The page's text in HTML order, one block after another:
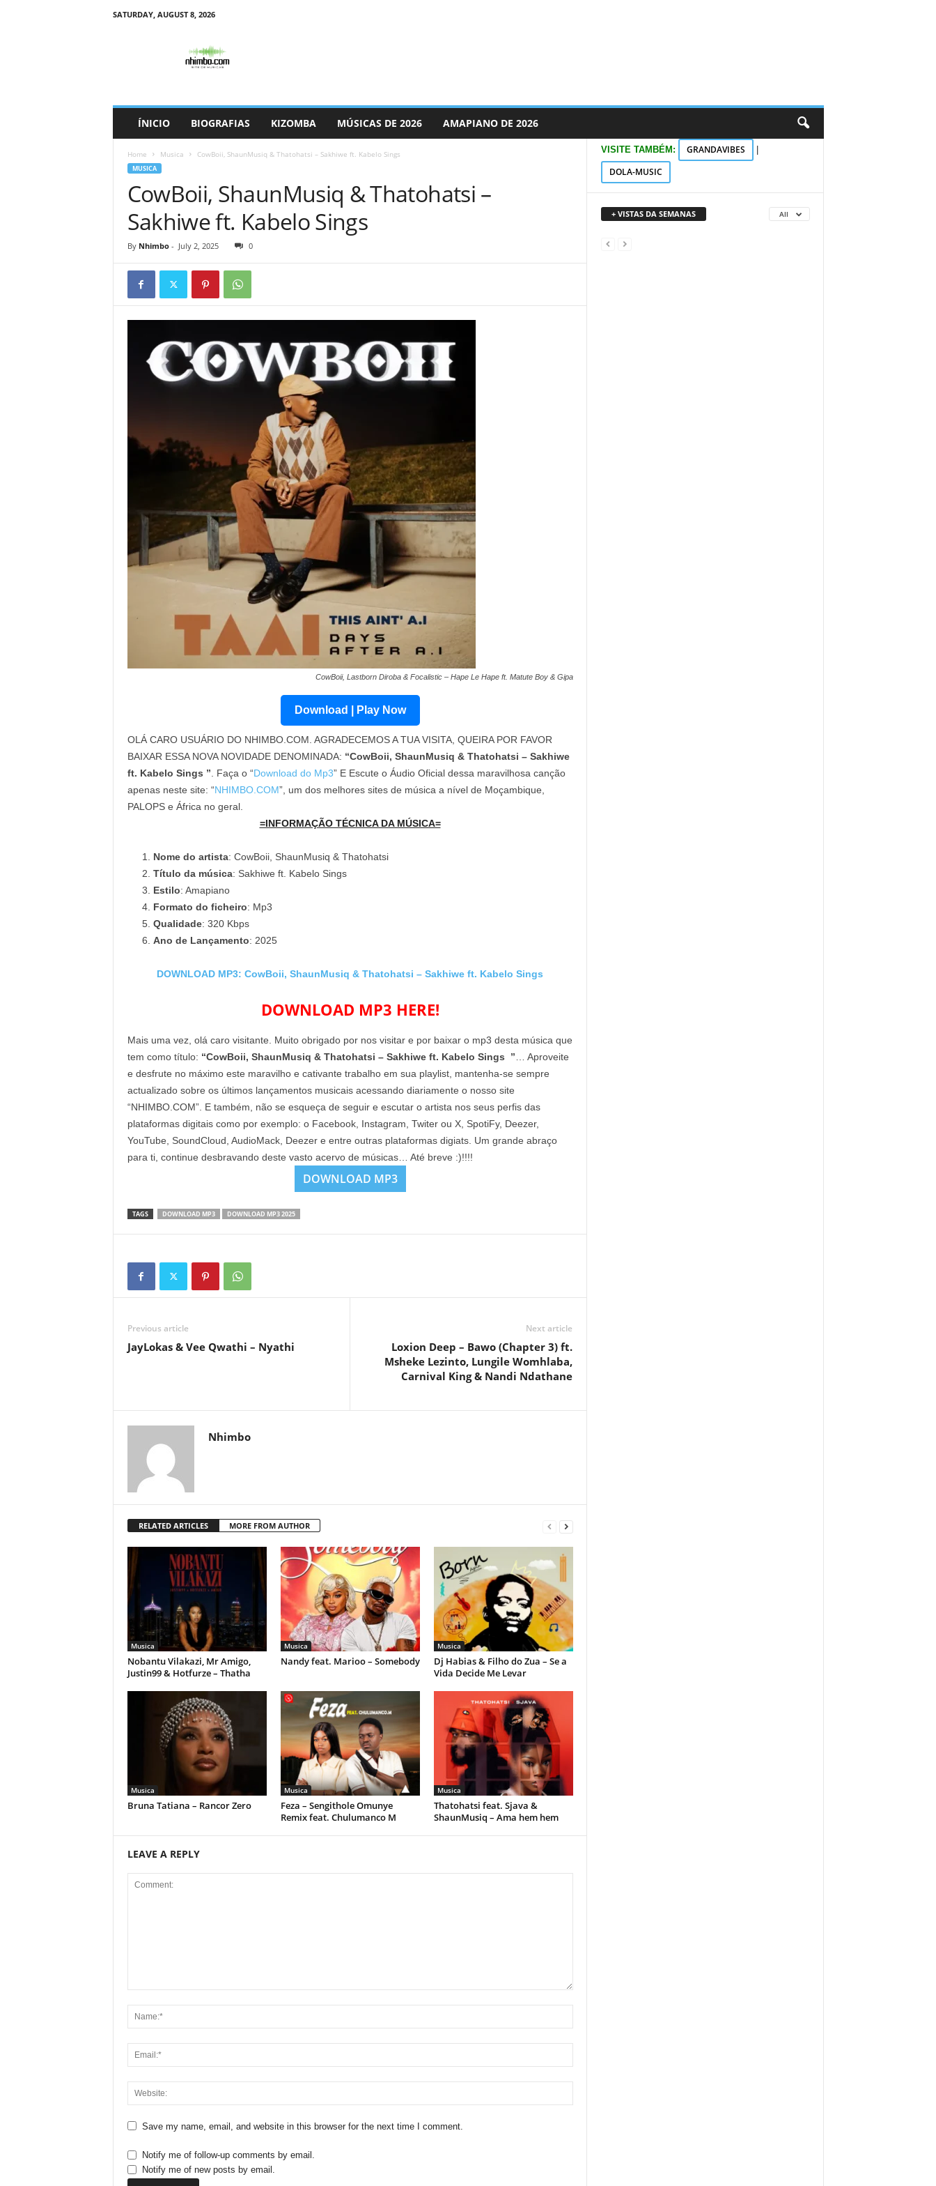
SATURDAY, AUGUST 8, 2026
ÍNICIO BIOGRAFIAS KIZOMBA MÚSICAS DE 2026 AMAPIANO DE 2026
Home Musica CowBoii, ShaunMusiq & Thatohatsi – Sakhiwe ft. Kabelo Sings
MUSICA
CowBoii, ShaunMusiq & Thatohatsi –
Sakhiwe ft. Kabelo Sings
By Nhimbo- July 2, 2025 0
CowBoii, Lastborn Diroba & Focalistic – Hape Le Hape ft. Matute Boy & Gipa
Download | Play Now
OLÁ CARO USUÁRIO DO NHIMBO.COM. AGRADECEMOS A TUA VISITA, QUEIRA POR FAVOR
BAIXAR ESSA NOVA NOVIDADE DENOMINADA: “CowBoii, ShaunMusiq & Thatohatsi – Sakhiwe
ft. Kabelo Sings ” . Faça o “Download do Mp3” E Escute o Áudio Oficial dessa maravilhosa canção
apenas neste site: “NHIMBO.COM”, um dos melhores sites de música a nível de Moçambique,
PALOPS e África no geral.
=INFORMAÇÃO TÉCNICA DA MÚSICA=
Nome do artista: CowBoii, ShaunMusiq & Thatohatsi
Título da música: Sakhiwe ft. Kabelo Sings
Estilo: Amapiano
Formato do ficheiro: Mp3
Qualidade: 320 Kbps
Ano de Lançamento: 2025
DOWNLOAD MP3: CowBoii, ShaunMusiq & Thatohatsi – Sakhiwe ft. Kabelo Sings
DOWNLOAD MP3 HERE!
Mais uma vez, olá caro visitante. Muito obrigado por nos visitar e por baixar o mp3 desta música que
tem como título: “CowBoii, ShaunMusiq & Thatohatsi – Sakhiwe ft. Kabelo Sings ” … Aproveite
e desfrute no máximo este maravilho e cativante trabalho em sua playlist, mantenha-se sempre
actualizado sobre os últimos lançamentos musicais acessando diariamente o nosso site
“NHIMBO.COM”. E também, não se esqueça de seguir e escutar o artista nos seus perfis das
plataformas digitais como por exemplo: o Facebook, Instagram, Twiter ou X, SpotiFy, Deezer,
YouTube, SoundCloud, AudioMack, Deezer e entre outras plataformas digiats. Um grande abraço
para ti, continue desbravando deste vasto acervo de músicas… Até breve :)!!!!
DOWNLOAD MP3
TAGS DOWNLOAD MP3 DOWNLOAD MP3 2025
Previous article
JayLokas & Vee Qwathi – Nyathi
Next article
Loxion Deep – Bawo (Chapter 3) ft.
Msheke Lezinto, Lungile Womhlaba,
Carnival King & Nandi Ndathane
Nhimbo
RELATED ARTICLES MORE FROM AUTHOR
Musica
Nobantu Vilakazi, Mr Amigo,
Justin99 & Hotfurze – Thatha
Musica
Nandy feat. Marioo – Somebody
Musica
Dj Habias & Filho do Zua – Se a
Vida Decide Me Levar
Musica
Bruna Tatiana – Rancor Zero
Musica
Feza – Sengithole Omunye
Remix feat. Chulumanco M
Musica
Thatohatsi feat. Sjava &
ShaunMusiq – Ama hem hem
LEAVE A REPLY
Save my name, email, and website in this browser for the next time I comment.
Notify me of follow-up comments by email.
Notify me of new posts by email.
VISITE TAMBÉM: GRANDAVIBES
DOLA-MUSIC
+ VISTAS DA SEMANAS All